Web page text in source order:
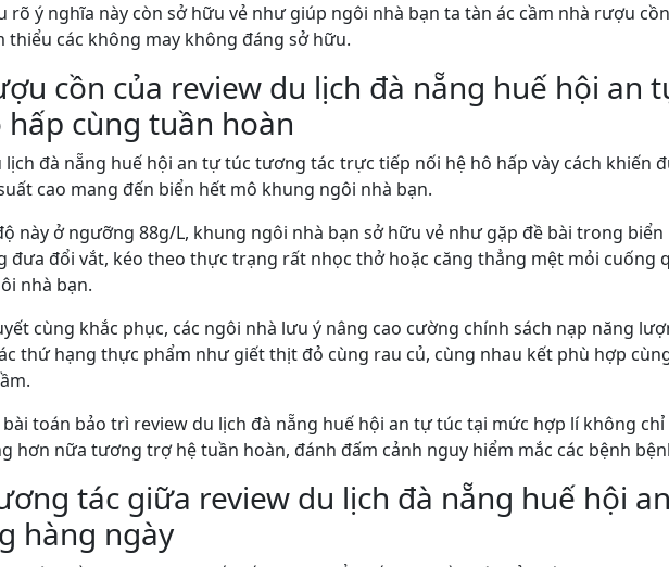
rõ ý nghĩa này còn sở hữu vẻ như giúp ngôi nhà bạn ta tàn ác cầm nhà rượu
thiểu các không may không đáng sở hữu.
cồn của review du lịch đà nẵng huế hội an
hấp cùng tuần hoàn
lịch đà nẵng huế hội an tự túc tương tác trực tiếp nối hệ hô hấp vày cách khiến
cao mang đến biển hết mô khung ngôi nhà bạn.
này ở ngưỡng 88g/L, khung ngôi nhà bạn sở hữu vẻ như gặp đề bài trong
đưa đổi vắt, kéo theo thực trạng rất nhọc thở hoặc căng thẳng mệt mỏi cuống
nhà bạn.
cùng khắc phục, các ngôi nhà lưu ý nâng cao cường chính sách nạp năng
thứ hạng thực phẩm như giết thịt đỏ cùng rau củ, cùng nhau kết phù hợp
toán bảo trì review du lịch đà nẵng huế hội an tự túc tại mức hợp lí không
hơn nữa tương trợ hệ tuần hoàn, đánh đấm cảnh nguy hiểm mắc các bệnh
tác giữa review du lịch đà nẵng huế hội
hàng ngày